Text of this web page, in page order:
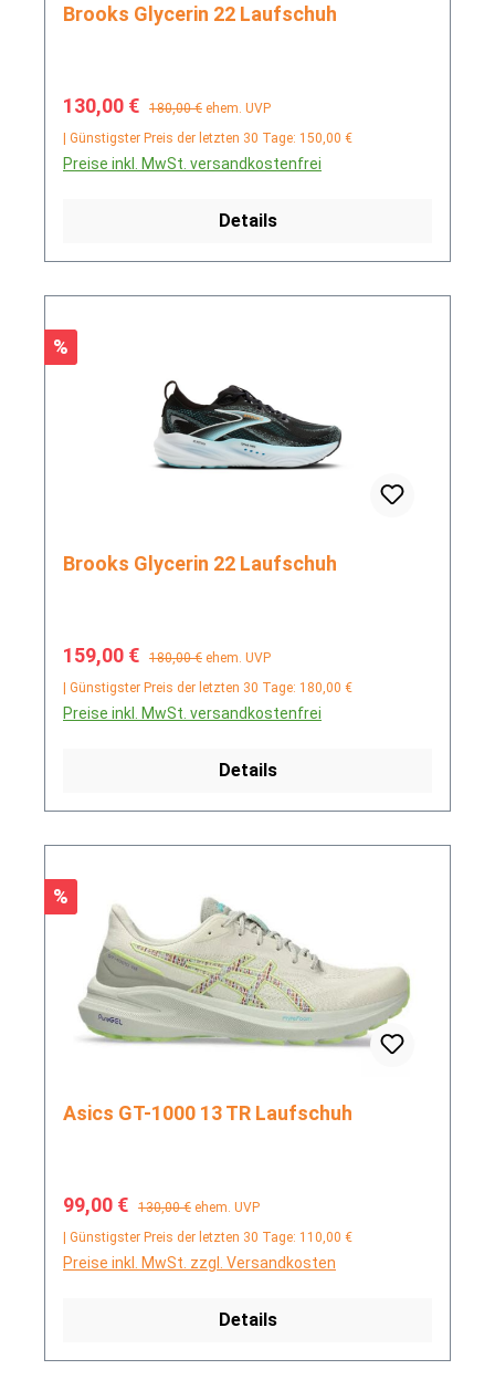
Brooks Glycerin 22 Laufschuh
Verkaufspreis:
130,00 € Regulärer Preis:
180,00 € ehem. UVP
| Günstigster Preis der letzten 30 Tage: 150,00 €
Preise inkl. MwSt. versandkostenfrei
Details
Rabatt
%
Brooks Glycerin 22 Laufschuh
Verkaufspreis:
159,00 € Regulärer Preis:
180,00 € ehem. UVP
| Günstigster Preis der letzten 30 Tage: 180,00 €
Preise inkl. MwSt. versandkostenfrei
Details
Rabatt
%
Asics GT-1000 13 TR Laufschuh
Verkaufspreis:
99,00 € Regulärer Preis:
130,00 € ehem. UVP
| Günstigster Preis der letzten 30 Tage: 110,00 €
Preise inkl. MwSt. zzgl. Versandkosten
Details